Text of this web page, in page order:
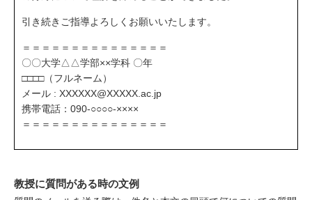
引き続きご指導よろしくお願いいたします。
＝＝＝＝＝＝＝＝＝＝＝＝＝＝＝
〇〇大学△△学部××学科 〇年
□□□□（フルネーム）
メール : XXXXXX@XXXXX.ac.jp
携帯電話：090-○○○○-××××
＝＝＝＝＝＝＝＝＝＝＝＝＝＝＝
教授に質問がある時の文例